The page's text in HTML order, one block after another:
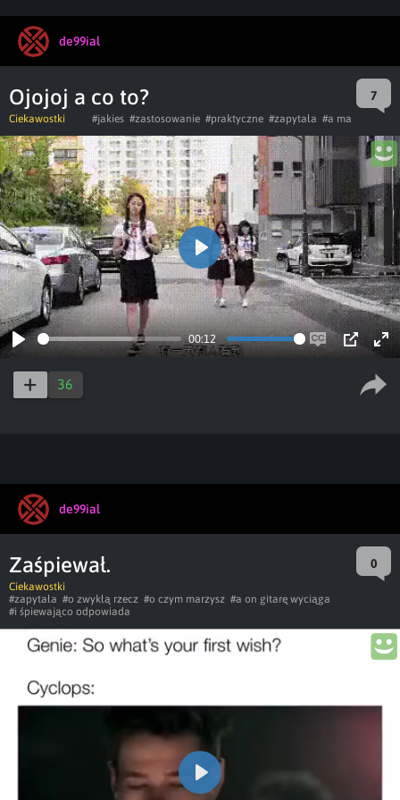
de99ial
Ojojoj a co to? 7
Ciekawostki #jakies #zastosowanie #praktyczne #zapytała #a ma
00:12
Enable
Play
36
de99ial
Zaśpiewał. 0
Ciekawostki
#zapytała #o zwykłą rzecz #o czym marzysz #a on gitarę wyciąga
#i śpiewająco odpowiada
Play